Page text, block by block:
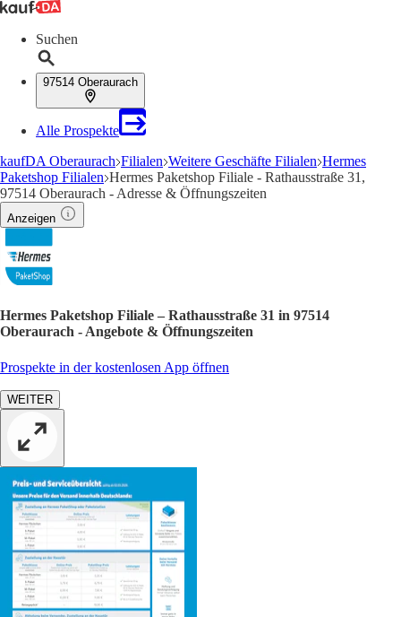
Suchen
97514 Oberaurach
Alle Prospekte
kaufDA Oberaurach Filialen Weitere Geschäfte Filialen Hermes
Paketshop Filialen Hermes Paketshop Filiale - Rathausstraße 31,
97514 Oberaurach - Adresse & Öffnungszeiten
Anzeigen
Hermes Paketshop Filiale – Rathausstraße 31 in 97514
Oberaurach - Angebote & Öffnungszeiten
Prospekte in der kostenlosen App öffnen
WEITER